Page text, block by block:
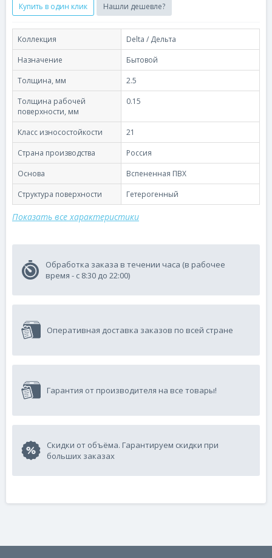
Купить в один клик Нашли дешевле?
Коллекция
Delta / Дельта
Назначение
Бытовой
Толщина, мм
2.5
Толщина рабочей
поверхности, мм
0.15
Класс износостойкости
21
Страна производства
Россия
Основа
Вспененная ПВХ
Структура поверхности
Гетерогенный
Показать все характеристики
Обработка заказа в течении часа (в рабочее
время - с 8:30 до 22:00)
Оперативная доставка заказов по всей стране
Гарантия от производителя на все товары!
Скидки от объёма. Гарантируем скидки при
больших заказах